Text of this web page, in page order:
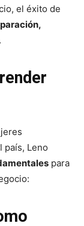
el éxito de
.
país, Leno
para